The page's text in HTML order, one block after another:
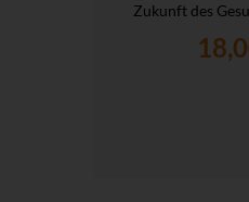
Zukunft des